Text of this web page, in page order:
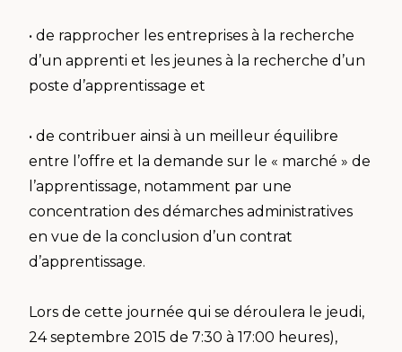
• de rapprocher les entreprises à la recherche
d’un apprenti et les jeunes à la recherche d’un
poste d’apprentissage et
• de contribuer ainsi à un meilleur équilibre
entre l’offre et la demande sur le « marché » de
l’apprentissage, notamment par une
concentration des démarches administratives
en vue de la conclusion d’un contrat
d’apprentissage.
Lors de cette journée qui se déroulera le jeudi,
24 septembre 2015 de 7:30 à 17:00 heures),